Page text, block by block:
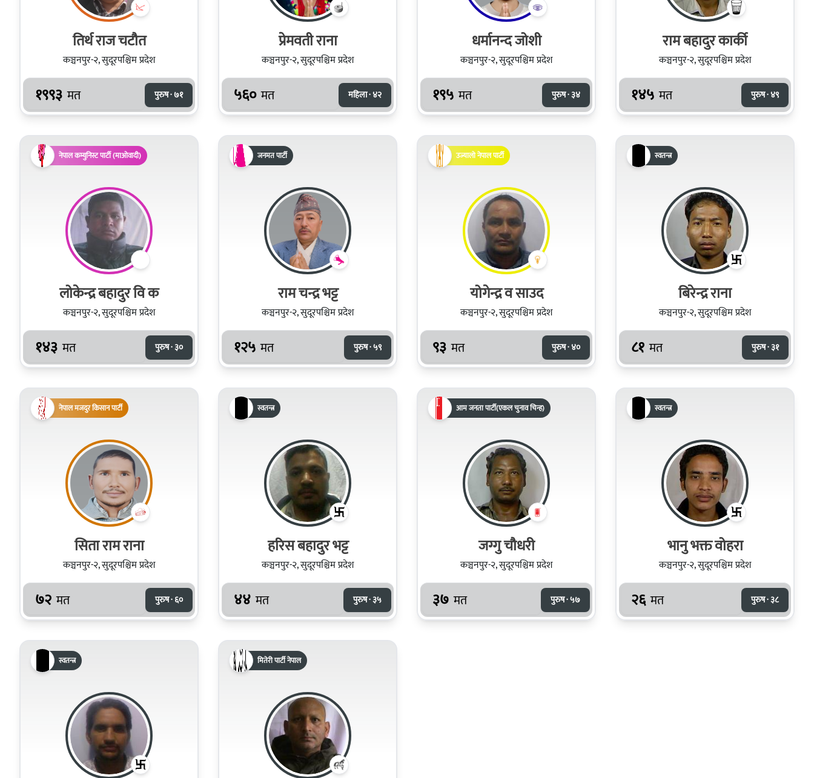
तिर्थ राज चटौत
कञ्चनपुर-२, सुदूरपश्चिम प्रदेश
१९९३ मत पुरुष · ७१
प्रेमवती राना
कञ्चनपुर-२, सुदूरपश्चिम प्रदेश
५६० मत महिला · ४२
धर्मानन्द जोशी
कञ्चनपुर-२, सुदूरपश्चिम प्रदेश
१९५ मत पुरुष · ३४
राम बहादुर कार्की
कञ्चनपुर-२, सुदूरपश्चिम प्रदेश
१४५ मत पुरुष · ४९
नेपाल कम्युनिस्ट पार्टी (माओवादी)
लोकेन्द्र बहादुर वि क
कञ्चनपुर-२, सुदूरपश्चिम प्रदेश
१४३ मत पुरुष · ३०
जनमत पार्टी
राम चन्द्र भट्ट
कञ्चनपुर-२, सुदूरपश्चिम प्रदेश
१२५ मत पुरुष · ५९
उज्यालो नेपाल पार्टी
योगेन्द्र व साउद
कञ्चनपुर-२, सुदूरपश्चिम प्रदेश
९३ मत पुरुष · ४०
स्वतन्त्र
बिरेन्द्र राना
कञ्चनपुर-२, सुदूरपश्चिम प्रदेश
८१ मत पुरुष · ३१
नेपाल मजदुर किसान पार्टी
सिता राम राना
कञ्चनपुर-२, सुदूरपश्चिम प्रदेश
७२ मत पुरुष · ६०
स्वतन्त्र
हरिस बहादुर भट्ट
कञ्चनपुर-२, सुदूरपश्चिम प्रदेश
४४ मत पुरुष · ३५
आम जनता पार्टी(एकल चुनाव चिन्ह)
जग्गु चौधरी
कञ्चनपुर-२, सुदूरपश्चिम प्रदेश
३७ मत पुरुष · ५७
स्वतन्त्र
भानु भक्त वोहरा
कञ्चनपुर-२, सुदूरपश्चिम प्रदेश
२६ मत पुरुष · ३८
स्वतन्त्र मितेरी पार्टी नेपाल